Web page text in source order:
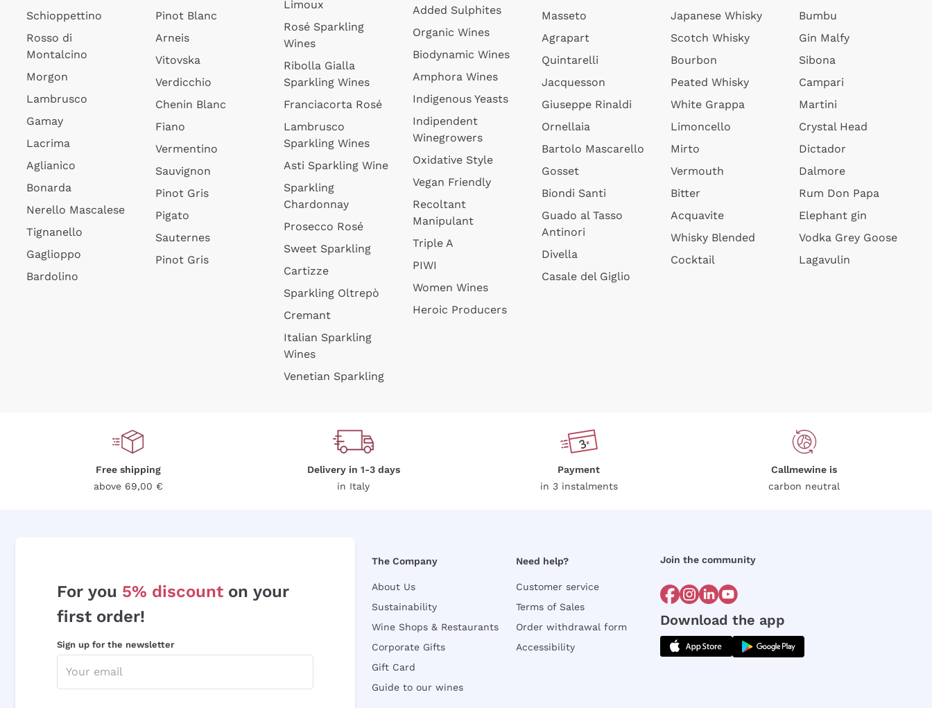
Schioppettino
Rosso di
Montalcino
Morgon
Lambrusco
Gamay
Lacrima
Aglianico
Bonarda
Nerello Mascalese
Tignanello
Gaglioppo
Bardolino
Pinot Blanc
Arneis
Vitovska
Verdicchio
Chenin Blanc
Fiano
Vermentino
Sauvignon
Pinot Gris
Pigato
Sauternes
Pinot Gris
Limoux
Rosé Sparkling
Wines
Ribolla Gialla
Sparkling Wines
Franciacorta Rosé
Lambrusco
Sparkling Wines
Asti Sparkling Wine
Sparkling
Chardonnay
Prosecco Rosé
Sweet Sparkling
Cartizze
Sparkling Oltrepò
Cremant
Italian Sparkling
Wines
Venetian Sparkling
Added Sulphites
Organic Wines
Biodynamic Wines
Amphora Wines
Indigenous Yeasts
Indipendent
Winegrowers
Oxidative Style
Vegan Friendly
Recoltant
Manipulant
Triple A
PIWI
Women Wines
Heroic Producers
Masseto
Agrapart
Quintarelli
Jacquesson
Giuseppe Rinaldi
Ornellaia
Bartolo Mascarello
Gosset
Biondi Santi
Guado al Tasso
Antinori
Divella
Casale del Giglio
Japanese Whisky
Scotch Whisky
Bourbon
Peated Whisky
White Grappa
Limoncello
Mirto
Vermouth
Bitter
Acquavite
Whisky Blended
Cocktail
Bumbu
Gin Malfy
Sibona
Campari
Martini
Crystal Head
Dictador
Dalmore
Rum Don Papa
Elephant gin
Vodka Grey Goose
Lagavulin
Free shipping
above 69,00 €
Delivery in 1-3 days
in Italy
Payment
in 3 instalments
Callmewine is
carbon neutral
For you 5% discount on your
first order!
Sign up for the newsletter
The Company
About Us
Sustainability
Wine Shops & Restaurants
Corporate Gifts
Gift Card
Guide to our wines
Need help?
Customer service
Terms of Sales
Order withdrawal form
Accessibility
Join the community
Download the app